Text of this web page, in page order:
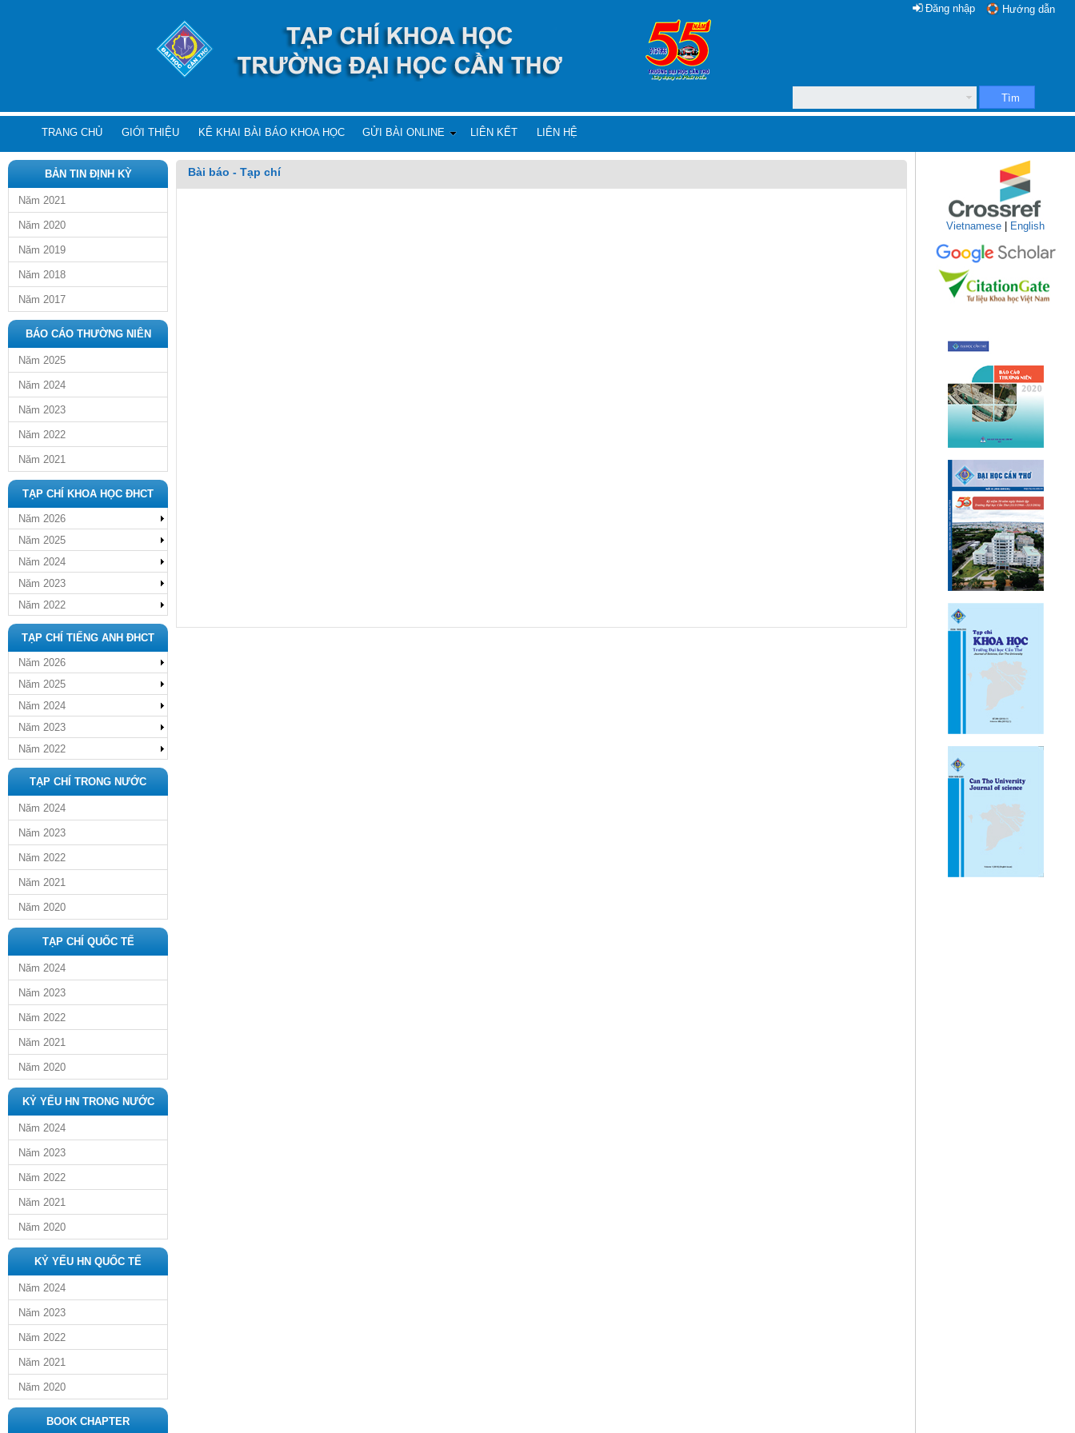
Hướng dẫn
Đăng nhập
Tìm
TRANG CHỦ GIỚI THIỆU KÊ KHAI BÀI BÁO KHOA HỌC GỬI BÀI ONLINE LIÊN KẾT LIÊN HỆ
BẢN TIN ĐỊNH KỲ
Năm 2021
Năm 2020
Năm 2019
Năm 2018
Năm 2017
BÁO CÁO THƯỜNG NIÊN
Năm 2025
Năm 2024
Năm 2023
Năm 2022
Năm 2021
TẠP CHÍ KHOA HỌC ĐHCT
Năm 2026
Năm 2025
Năm 2024
Năm 2023
Năm 2022
TẠP CHÍ TIẾNG ANH ĐHCT
Năm 2026
Năm 2025
Năm 2024
Năm 2023
Năm 2022
TẠP CHÍ TRONG NƯỚC
Năm 2024
Năm 2023
Năm 2022
Năm 2021
Năm 2020
TẠP CHÍ QUỐC TẾ
Năm 2024
Năm 2023
Năm 2022
Năm 2021
Năm 2020
KỶ YẾU HN TRONG NƯỚC
Năm 2024
Năm 2023
Năm 2022
Năm 2021
Năm 2020
KỶ YẾU HN QUỐC TẾ
Năm 2024
Năm 2023
Năm 2022
Năm 2021
Năm 2020
BOOK CHAPTER
Bài báo - Tạp chí
Vietnamese English